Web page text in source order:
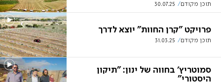
תוכן מקודם 30.07.25
פרויקט "קרן החוות" יוצא לדרך
תוכן מקודם 31.03.25
סמוטריץ' בחווה של ינון: "תיקון
היסטורי"